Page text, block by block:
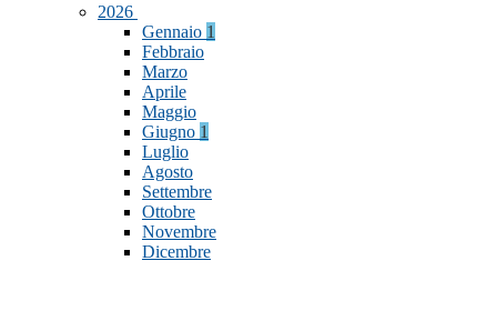
2026
Gennaio 1
Febbraio
Marzo
Aprile
Maggio
Giugno 1
Luglio
Agosto
Settembre
Ottobre
Novembre
Dicembre